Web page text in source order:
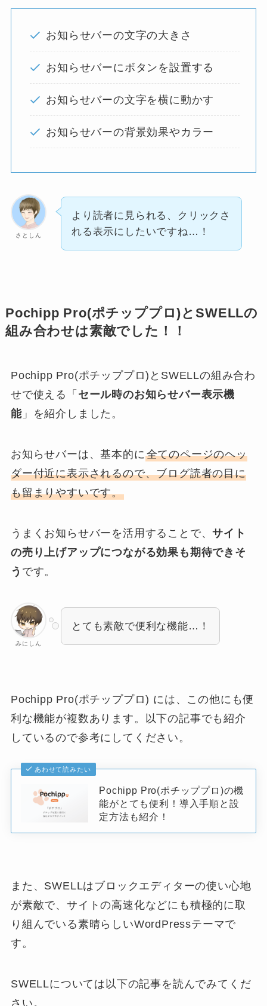
お知らせバーの文字の大きさ
お知らせバーにボタンを設置する
お知らせバーの文字を横に動かす
お知らせバーの背景効果やカラー
さとしん
より読者に見られる、クリックさ
れる表示にしたいですね…！
Pochipp Pro(ポチッププロ)とSWELLの
組み合わせは素敵でした！！
Pochipp Pro(ポチッププロ)とSWELLの組み合わ
せで使える「 セール時のお知らせバー表示機
能」を紹介しました。
お知らせバーは、基本的に全てのページのヘッ
ダー付近に表示されるので、ブログ読者の目に
も留まりやすいです。
うまくお知らせバーを活用することで、サイト
の売り上げアップにつながる効果も期待できそ
う です。
みにしん
とても素敵で便利な機能…！
Pochipp Pro(ポチッププロ) には、この他にも便
利な機能が複数あります。以下の記事でも紹介
しているので参考にしてください。
あわせて読みたい
Pochipp Pro(ポチッププロ)の機
能がとても便利！導入手順と設
定方法も紹介！
また、SWELLはブロックエディターの使い心地
が素敵で、サイトの高速化などにも積極的に取
り組んでいる素晴らしいWordPressテーマで
す。
SWELLについては以下の記事を読んでみてくだ
さい。